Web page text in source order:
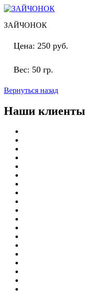
ЗАЙЧОНОК
Цена: 250 руб.
Вес: 50 гр.
Вернуться назад
Наши клиенты